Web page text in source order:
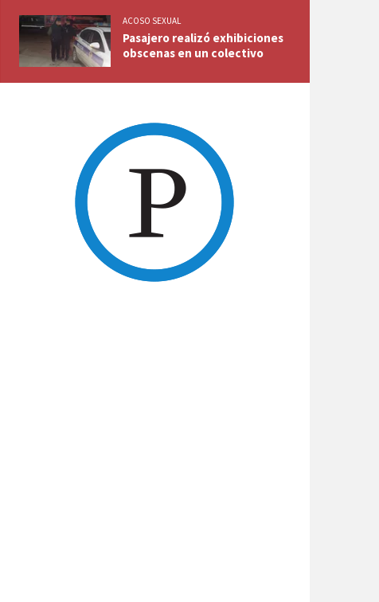
ACOSO SEXUAL
Pasajero realizó exhibiciones
obscenas en un colectivo